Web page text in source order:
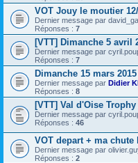
VOT Jouy le moutier
Dernier message par
Réponses : 7
[VTT] Dimanche 5 avril
Dernier message par
Réponses : 7
Dimanche 15 mars
Dernier message par Didier
Réponses : 8
[VTT] Val d'Oise Trophy
Dernier message par
Réponses : 46
VOT depart + ma
Dernier message par
Réponses : 2